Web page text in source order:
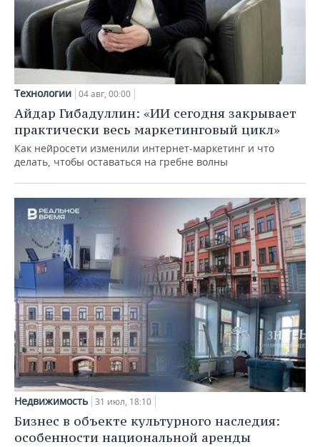
Технологии 04 авг, 00:00
Айдар Гибадуллин: «ИИ сегодня закрывает
практически весь маркетинговый цикл»
Как нейросети изменили интернет-маркетинг и что
делать, чтобы оставаться на гребне волны
Недвижимость 31 июл, 18:10
Бизнес в объекте культурного наследия:
особенности национальной аренды